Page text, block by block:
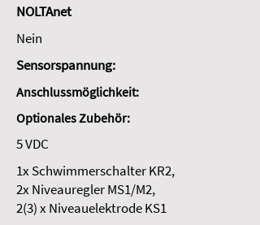
NOLTAnet
Nein
Sensorspannung:
Anschlussmöglichkeit:
Optionales Zubehör:
5 VDC
1x Schwimmerschalter KR2,
2x Niveauregler MS1/M2,
2(3) x Niveauelektrode KS1